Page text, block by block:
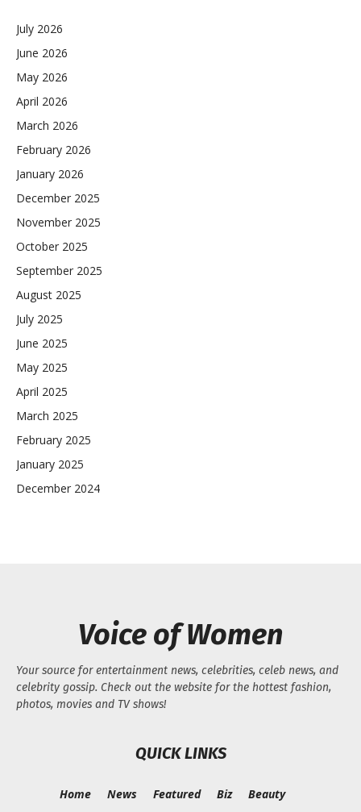
July 2026
June 2026
May 2026
April 2026
March 2026
February 2026
January 2026
December 2025
November 2025
October 2025
September 2025
August 2025
July 2025
June 2025
May 2025
April 2025
March 2025
February 2025
January 2025
December 2024
Voice of Women
Your source for entertainment news, celebrities, celeb news, and
celebrity gossip. Check out the website for the hottest fashion,
photos, movies and TV shows!
QUICK LINKS
Home News Featured Biz
Beauty